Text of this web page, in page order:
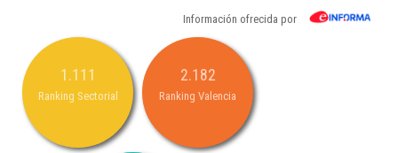
Información ofrecida por
1.111
Ranking Sectorial
2.182
Ranking Valencia